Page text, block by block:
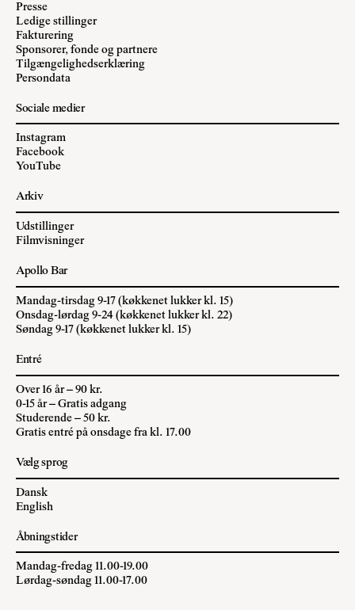
Presse
Ledige stillinger
Fakturering
Sponsorer, fonde og partnere
Tilgængelighedserklæring
Persondata
Sociale medier
Instagram
Facebook
YouTube
Arkiv
Udstillinger
Filmvisninger
Apollo Bar
Mandag-tirsdag 9-17 (køkkenet lukker kl. 15)
Onsdag-lørdag 9-24 (køkkenet lukker kl. 22)
Søndag 9-17 (køkkenet lukker kl. 15)
Entré
Over 16 år – 90 kr.
0-15 år – Gratis adgang
Studerende – 50 kr.
Gratis entré på onsdage fra kl. 17.00
Vælg sprog
Dansk
English
Åbningstider
Mandag-fredag 11.00-19.00
Lørdag-søndag 11.00-17.00